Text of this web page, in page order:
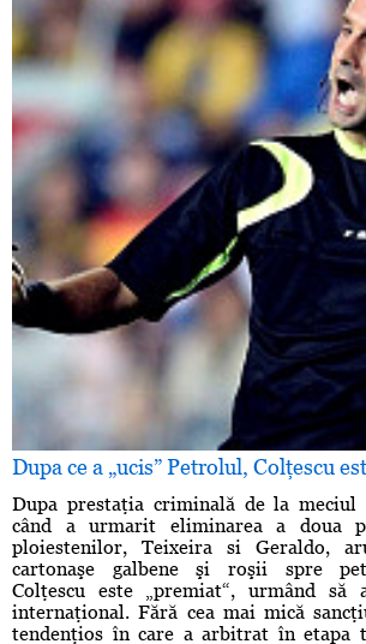
Dupa ce a „ucis” Petrolul, Colţescu
Dupa prestaţia criminală de la meciul
când a urmarit eliminarea a doua
ploiestenilor, Teixeira si Geraldo,
cartonaşe galbene şi roşii spre
Colţescu este „premiat“, urmând să
internaţional. Fără cea mai mică
tendenţios în care a arbitrat în etapa